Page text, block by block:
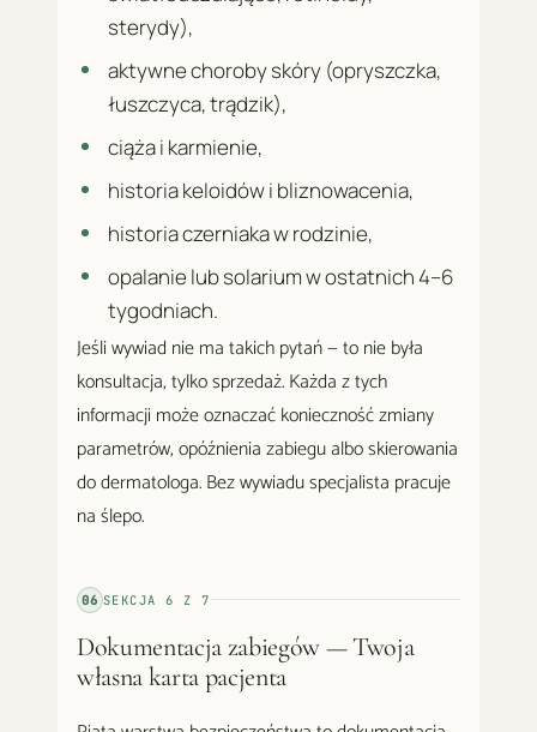
sterydy),
aktywne choroby skóry (opryszczka,
łuszczyca, trądzik),
ciąża i karmienie,
historia keloidów i bliznowacenia,
historia czerniaka w rodzinie,
opalanie lub solarium w ostatnich 4–6
tygodniach.
Jeśli wywiad nie ma takich pytań — to nie była
konsultacja, tylko sprzedaż. Każda z tych
informacji może oznaczać konieczność zmiany
parametrów, opóźnienia zabiegu albo skierowania
do dermatologa. Bez wywiadu specjalista pracuje
na ślepo.
06 SEKCJA6 Z7
Dokumentacja zabiegów — Twoja
własna karta pacjenta